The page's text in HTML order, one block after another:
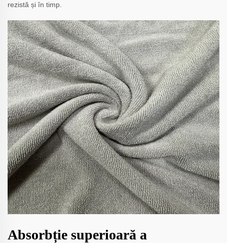
rezistă și în timp.
Absorbție superioară a